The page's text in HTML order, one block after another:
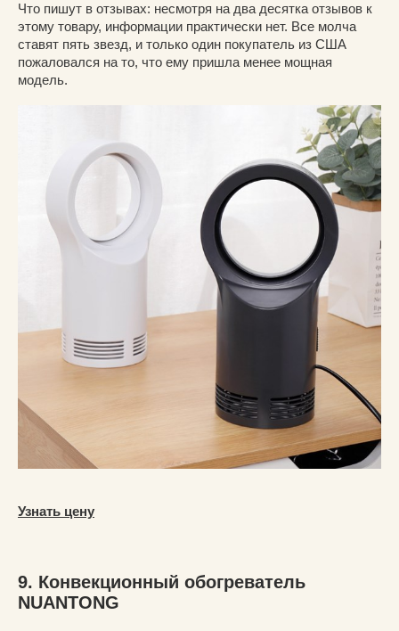
Что пишут в отзывах: несмотря на два десятка отзывов к
этому товару, информации практически нет. Все молча
ставят пять звезд, и только один покупатель из США
пожаловался на то, что ему пришла менее мощная
модель.
Узнать цену
9. Конвекционный обогреватель
NUANTONG